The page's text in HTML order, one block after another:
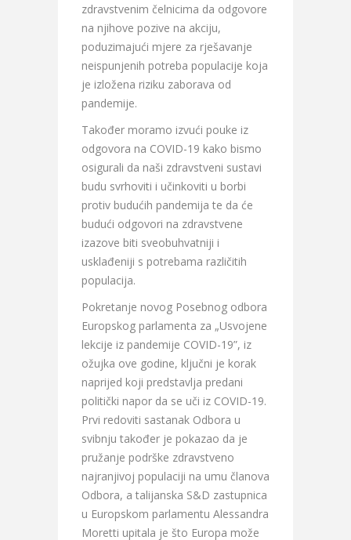
zdravstvenim čelnicima da odgovore
na njihove pozive na akciju,
poduzimajući mjere za rješavanje
neispunjenih potreba populacije koja
je izložena riziku zaborava od
pandemije.
Također moramo izvući pouke iz
odgovora na COVID-19 kako bismo
osigurali da naši zdravstveni sustavi
budu svrhoviti i učinkoviti u borbi
protiv budućih pandemija te da će
budući odgovori na zdravstvene
izazove biti sveobuhvatniji i
usklađeniji s potrebama različitih
populacija.
Pokretanje novog Posebnog odbora
Europskog parlamenta za „Usvojene
lekcije iz pandemije COVID-19”, iz
ožujka ove godine, ključni je korak
naprijed koji predstavlja predani
politički napor da se uči iz COVID-19.
Prvi redoviti sastanak Odbora u
svibnju također je pokazao da je
pružanje podrške zdravstveno
najranjivoj populaciji na umu članova
Odbora, a talijanska S&D zastupnica
u Europskom parlamentu Alessandra
Moretti upitala je što Europa može